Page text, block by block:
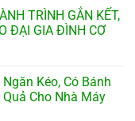
TRÌNH GẮN KẾT,
ĐẠI GIA ĐÌNH CƠ
Kéo, Có Bánh
Cho Nhà Máy